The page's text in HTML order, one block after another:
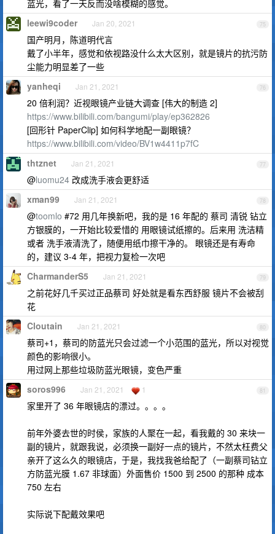
蓝光，看了一天反而没啥模糊的感觉。
75
leewi9coder Jan 20, 2021
国产明月，陈道明代言
戴了小半年，感觉和依视路没什么太大区别，就是镜片的抗污防
尘能力明显差了一些
76
yanheqi Jan 21, 2021
20 倍利润？近视眼镜产业链大调查 [伟大的制造 2]
https://www.bilibili.com/bangumi/play/ep362826
[回形针 PaperClip] 如何科学地配一副眼镜？
https://www.bilibili.com/video/BV1w4411p7fC
77
thtznet Jan 21, 2021
@luomu24 改成洗手液会更舒适
78
xman99 Jan 21, 2021
@toomlo #72 用几年换新吧，我的是 16 年配的 蔡司 清锐 钻立
方银膜的，一开始比较爱惜的 用眼镜试纸擦的。后来用 洗洁精
或者 洗手液清洗了，随便用纸巾擦干净的。 眼镜还是有寿命
的，建议 3-4 年，把视力复检一次吧
79
CharmanderS5 Jan 21, 2021
之前花好几千买过正品蔡司 好处就是看东西舒服 镜片不会被刮
花
80
Cloutain Jan 21, 2021
蔡司+1，蔡司的防蓝光只会过滤一个小范围的蓝光，所以对视觉
颜色的影响很小。
用过网上那些垃圾防蓝光眼镜，变色严重
81
soros996 Jan 21, 2021 1
家里开了 36 年眼镜店的漂过。。。。
前年外婆去世的时侯，家族的人聚在一起，看我戴的 30 来块一
副的镜片，就跟我说，必须换一副好一点的镜片，不然太枉费父
亲开了这么久的眼镜店，于是，我找我爸给配了（一副蔡司钻立
方防蓝光膜 1.67 非球面）外面售价 1500 到 2500 的那种 成本
750 左右
实际说下配戴效果吧